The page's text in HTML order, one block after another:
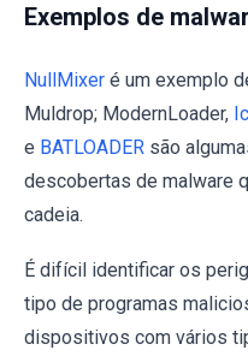
Exemplos de
NullMixer é um exemplo
Muldrop; ModernLoader,
e BATLOADER são
descobertas de malware
cadeia.
É difícil identificar os
tipo de programas
dispositivos com vários